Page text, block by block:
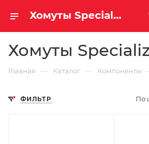
Хомуты Specialized
Хомуты
Главная — Каталог — Компоненты
ФИЛЬТР По